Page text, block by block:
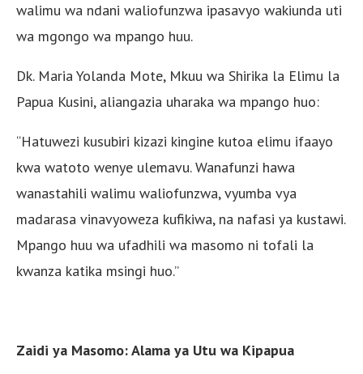
walimu wa ndani waliofunzwa ipasavyo wakiunda uti
wa mgongo wa mpango huu.
Dk. Maria Yolanda Mote, Mkuu wa Shirika la Elimu la
Papua Kusini, aliangazia uharaka wa mpango huo:
“Hatuwezi kusubiri kizazi kingine kutoa elimu ifaayo
kwa watoto wenye ulemavu. Wanafunzi hawa
wanastahili walimu waliofunzwa, vyumba vya
madarasa vinavyoweza kufikiwa, na nafasi ya kustawi.
Mpango huu wa ufadhili wa masomo ni tofali la
kwanza katika msingi huo.”
Zaidi ya Masomo: Alama ya Utu wa Kipapua